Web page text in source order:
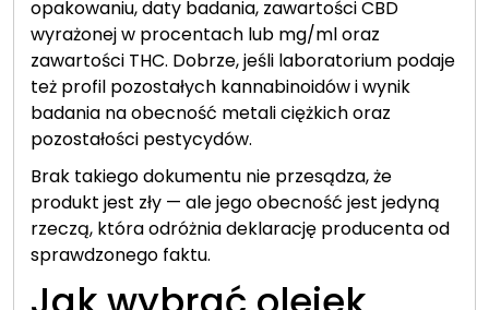
opakowaniu, daty badania, zawartości CBD
wyrażonej w procentach lub mg/ml oraz
zawartości THC. Dobrze, jeśli laboratorium podaje
też profil pozostałych kannabinoidów i wynik
badania na obecność metali ciężkich oraz
pozostałości pestycydów.
Brak takiego dokumentu nie przesądza, że
produkt jest zły — ale jego obecność jest jedyną
rzeczą, która odróżnia deklarację producenta od
sprawdzonego faktu.